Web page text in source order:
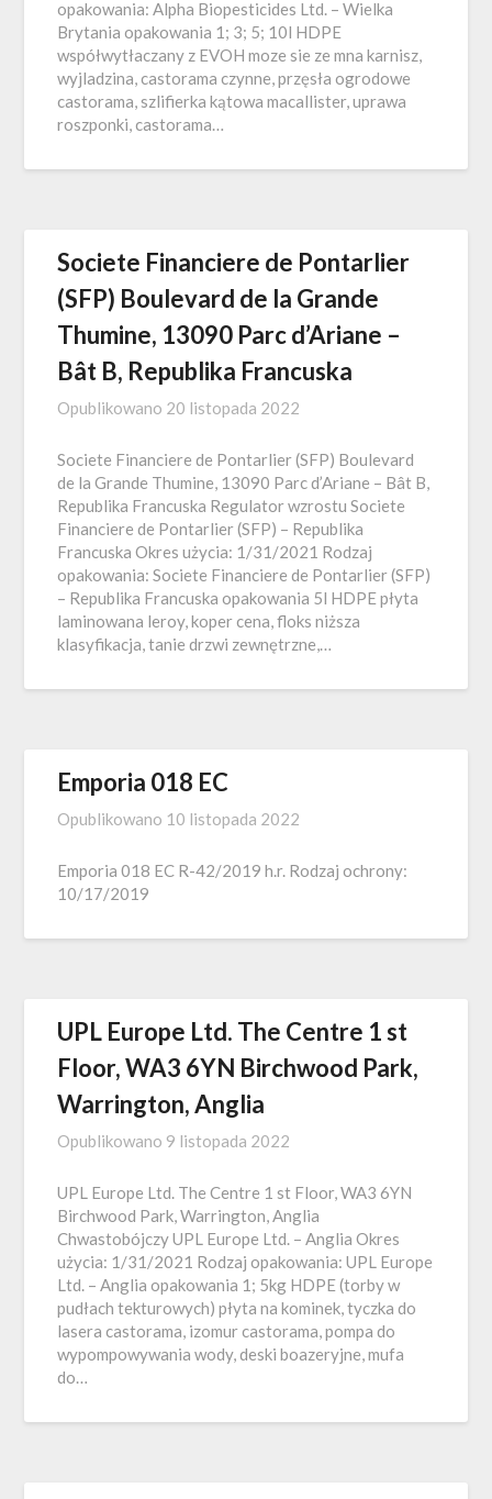
opakowania: Alpha Biopesticides Ltd. – Wielka
Brytania opakowania 1; 3; 5; 10l HDPE
współwytłaczany z EVOH moze sie ze mna karnisz,
wyjladzina, castorama czynne, przęsła ogrodowe
castorama, szlifierka kątowa macallister, uprawa
roszponki, castorama…
Societe Financiere de Pontarlier
(SFP) Boulevard de la Grande
Thumine, 13090 Parc d’Ariane –
Bât B, Republika Francuska
Opublikowano 20 listopada 2022
Societe Financiere de Pontarlier (SFP) Boulevard
de la Grande Thumine, 13090 Parc d’Ariane – Bât B,
Republika Francuska Regulator wzrostu Societe
Financiere de Pontarlier (SFP) – Republika
Francuska Okres użycia: 1/31/2021 Rodzaj
opakowania: Societe Financiere de Pontarlier (SFP)
– Republika Francuska opakowania 5l HDPE płyta
laminowana leroy, koper cena, floks niższa
klasyfikacja, tanie drzwi zewnętrzne,…
Emporia 018 EC
Opublikowano 10 listopada 2022
Emporia 018 EC R-42/2019 h.r. Rodzaj ochrony:
10/17/2019
UPL Europe Ltd. The Centre 1 st
Floor, WA3 6YN Birchwood Park,
Warrington, Anglia
Opublikowano 9 listopada 2022
UPL Europe Ltd. The Centre 1 st Floor, WA3 6YN
Birchwood Park, Warrington, Anglia
Chwastobójczy UPL Europe Ltd. – Anglia Okres
użycia: 1/31/2021 Rodzaj opakowania: UPL Europe
Ltd. – Anglia opakowania 1; 5kg HDPE (torby w
pudłach tekturowych) płyta na kominek, tyczka do
lasera castorama, izomur castorama, pompa do
wypompowywania wody, deski boazeryjne, mufa
do…